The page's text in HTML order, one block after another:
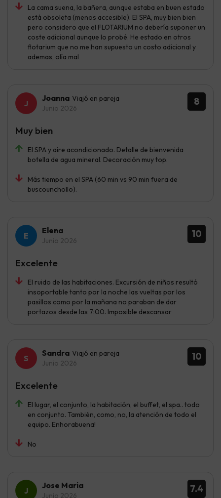
La cama suena, la bañera, aunque estaba en buen estado
está obsoleta (menos accesible). El SPA, muy bien bien
pero considero que el FLOTARIUM no debería suponer un
coste adicional aunque lo probé. He estado en otros
flotarium que no me han supuesto un costo adicional y
ademas, olía mal
8
Joanna Viajó en pareja
Junio 2026
El SPA y aire acondicionado. Detalle de bienvenida
botella de agua mineral. Decoración muy top.
Más tiempo en el SPA (60 min vs 90 min fuera de
buscounchollo).
Muy bien
10
Elena
Junio 2026
El ruido de las habitaciones. Excursión de niños resultó
insoportable tanto por la noche las vueltas por los
pasillos como por la mañana no paraban de dar
portazos desde las 7:00. Imposible descansar
Excelente
10
Sandra Viajó en pareja
Junio 2026
El lugar, el conjunto, la habitación, el buffet, el spa.. todo
en conjunto. También, como, no, la atención de todo el
equipo. Enhorabuena!
No
Excelente
7.4
Jose Maria
Junio 2026